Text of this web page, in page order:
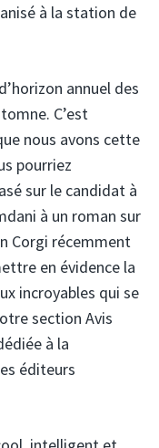
à la station de
annuel des
C’est
nous avons cette
pourriez
sur le candidat à
à un roman sur
Corgi récemment
en évidence la
incroyables qui se
section Avis
à la
éditeurs